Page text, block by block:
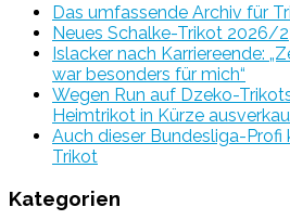
Das umfassende Archiv für
Neues Schalke-Trikot 2026/
Islacker nach Karriereende:
war besonders für mich“
Wegen Run auf Dzeko-
Heimtrikot in Kürze
Auch dieser Bundesliga-Profi
Trikot
Kategorien